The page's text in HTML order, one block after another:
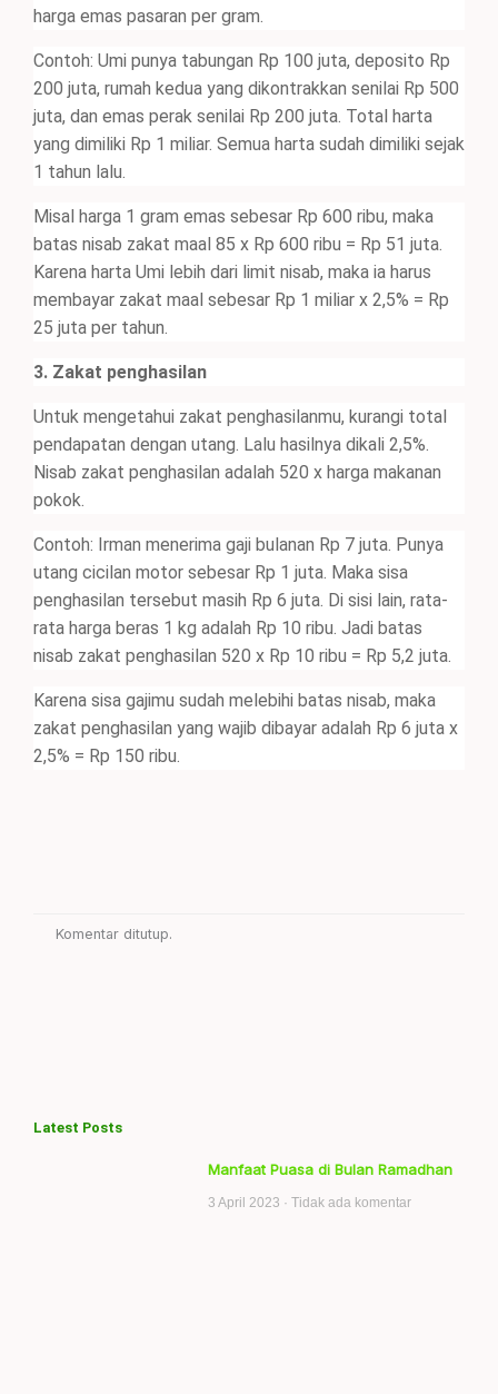
harga emas pasaran per gram.
Contoh: Umi punya tabungan Rp 100 juta, deposito Rp
200 juta, rumah kedua yang dikontrakkan senilai Rp 500
juta, dan emas perak senilai Rp 200 juta. Total harta
yang dimiliki Rp 1 miliar. Semua harta sudah dimiliki sejak
1 tahun lalu.
Misal harga 1 gram emas sebesar Rp 600 ribu, maka
batas nisab zakat maal 85 x Rp 600 ribu = Rp 51 juta.
Karena harta Umi lebih dari limit nisab, maka ia harus
membayar zakat maal sebesar Rp 1 miliar x 2,5% = Rp
25 juta per tahun.
3. Zakat penghasilan
Untuk mengetahui zakat penghasilanmu, kurangi total
pendapatan dengan utang. Lalu hasilnya dikali 2,5%.
Nisab zakat penghasilan adalah 520 x harga makanan
pokok.
Contoh: Irman menerima gaji bulanan Rp 7 juta. Punya
utang cicilan motor sebesar Rp 1 juta. Maka sisa
penghasilan tersebut masih Rp 6 juta. Di sisi lain, rata-
rata harga beras 1 kg adalah Rp 10 ribu. Jadi batas
nisab zakat penghasilan 520 x Rp 10 ribu = Rp 5,2 juta.
Karena sisa gajimu sudah melebihi batas nisab, maka
zakat penghasilan yang wajib dibayar adalah Rp 6 juta x
2,5% = Rp 150 ribu.
Komentar ditutup.
Latest Posts
Manfaat Puasa di Bulan Ramadhan
3 April 2023 Tidak ada komentar